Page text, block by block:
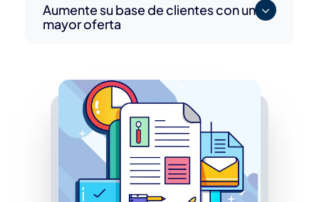
Aumente su base de clientes con una
mayor oferta